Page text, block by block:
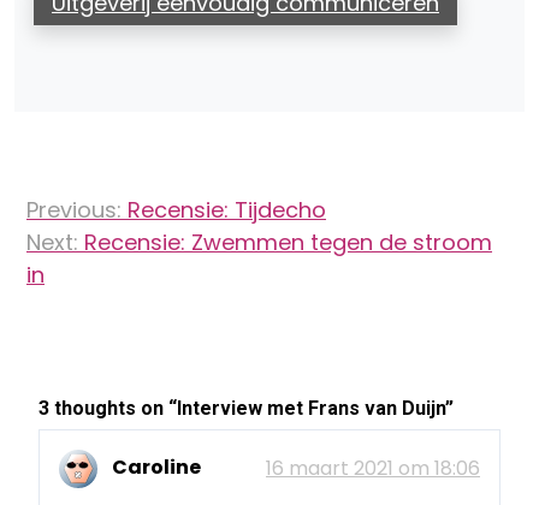
navigatie
Previous: Recensie: Tijdecho
Next: Recensie: Zwemmen tegen de stroom
in
3 thoughts on “Interview met Frans van Duijn”
Caroline
16 maart 2021 om 18:06